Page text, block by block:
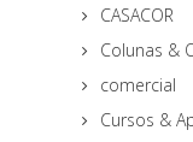
CASACOR
Colunas &
comercial
Cursos &